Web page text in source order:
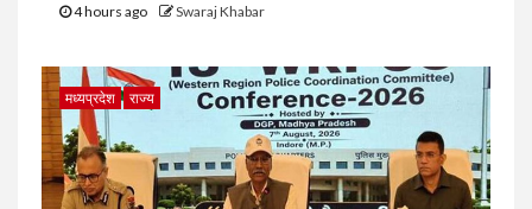
4 hours ago Swaraj Khabar
मध्यप्रदेश राज्य